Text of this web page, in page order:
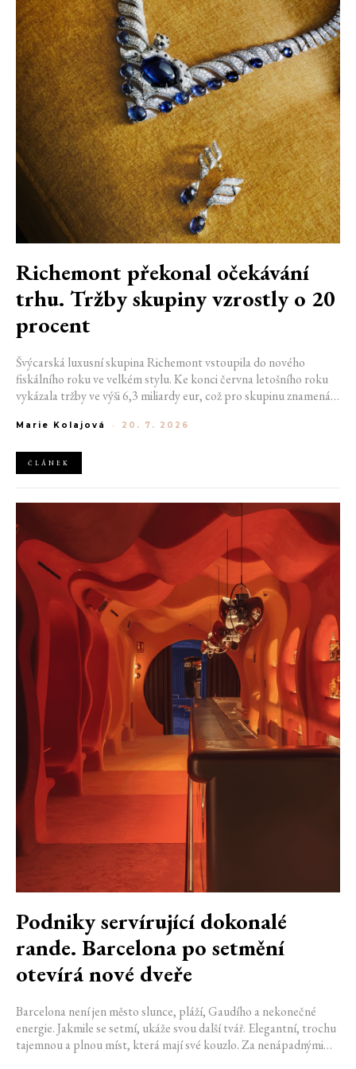
Richemont překonal očekávání
trhu. Tržby skupiny vzrostly o 20
procent
Švýcarská luxusní skupina Richemont vstoupila do nového
fiskálního roku ve velkém stylu. Ke konci června letošního roku
vykázala tržby ve výši 6,3 miliardy eur, což pro skupinu znamená
luxusním zůstává i přes přetrvávající ekonomickou nejistotu
Marie Kolajová - 20. 7. 2026
ČLÁNEK
Podniky servírující dokonalé
rande. Barcelona po setmění
otevírá nové dveře
Barcelona není jen město slunce, pláží, Gaudího a nekonečné
energie. Jakmile se setmí, ukáže svou další tvář. Elegantní, trochu
tajemnou a plnou míst, která mají své kouzlo. Za nenápadnými